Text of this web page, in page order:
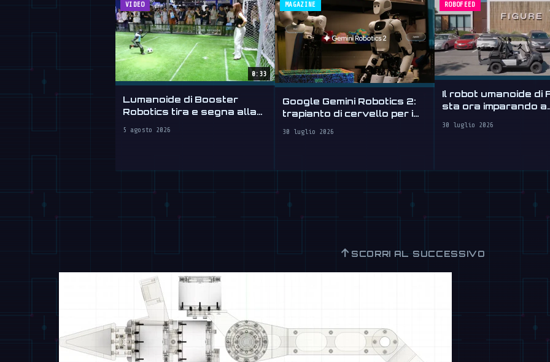
VIDEO
0:33
Lumanoide di Booster
Robotics tira e segna alla
5 agosto 2026
MAGAZINE
Google Gemini Robotics 2:
trapianto di cervello per i
30 luglio 2026
ROBOFEED
Il robot umanoide di
sta ora imparando a
30 luglio 2026
↑ SCORRI AL SUCCESSIVO